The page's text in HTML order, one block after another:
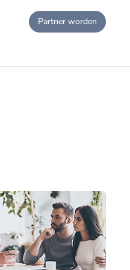
Partner worden